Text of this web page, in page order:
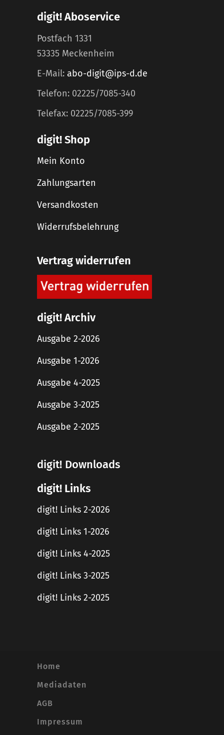
digit! Aboservice
Postfach 1331
53335 Meckenheim
E-Mail: abo-digit@ips-d.de
Telefon: 02225/7085-340
Telefax: 02225/7085-399
digit! Shop
Mein Konto
Zahlungsarten
Versandkosten
Widerrufsbelehrung
Vertrag widerrufen
digit! Archiv
Ausgabe 2-2026
Ausgabe 1-2026
Ausgabe 4-2025
Ausgabe 3-2025
Ausgabe 2-2025
digit! Downloads
digit! Links
digit! Links 2-2026
digit! Links 1-2026
digit! Links 4-2025
digit! Links 3-2025
digit! Links 2-2025
Home
Mediadaten
AGB
Impressum